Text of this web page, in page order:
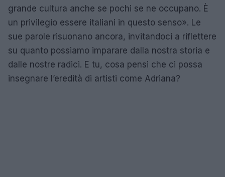
grande cultura anche se pochi se ne occupano. È
un privilegio essere italiani in questo senso». Le
sue parole risuonano ancora, invitandoci a riflettere
su quanto possiamo imparare dalla nostra storia e
dalle nostre radici. E tu, cosa pensi che ci possa
insegnare l’eredità di artisti come Adriana?